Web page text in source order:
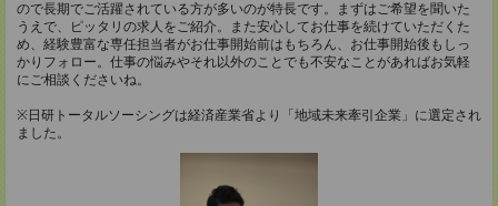
ので長期でご活躍されている方が多いのが特長です。まずはご希望を聞いた
うえで、ピッタリの求人をご紹介。また安心してお仕事を続けていただくた
め、経験豊富な専任担当者がお仕事開始前はもちろん、お仕事開始後もしっ
かりフォロー。仕事の悩みやそれ以外のことでも不安なことがあればお気軽
にご相談くださいね。
※日研トータルソーシングは経済産業省より「地域未来牽引企業」に選定され
ました。